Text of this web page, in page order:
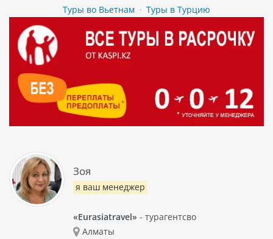
Туры во Вьетнам · Туры в Турцию
Зоя
я ваш менеджер
«Eurasiatravel» - турагентсво
Алматы